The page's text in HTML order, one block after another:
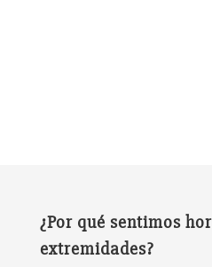
¿Por qué sentimos
extremidades?